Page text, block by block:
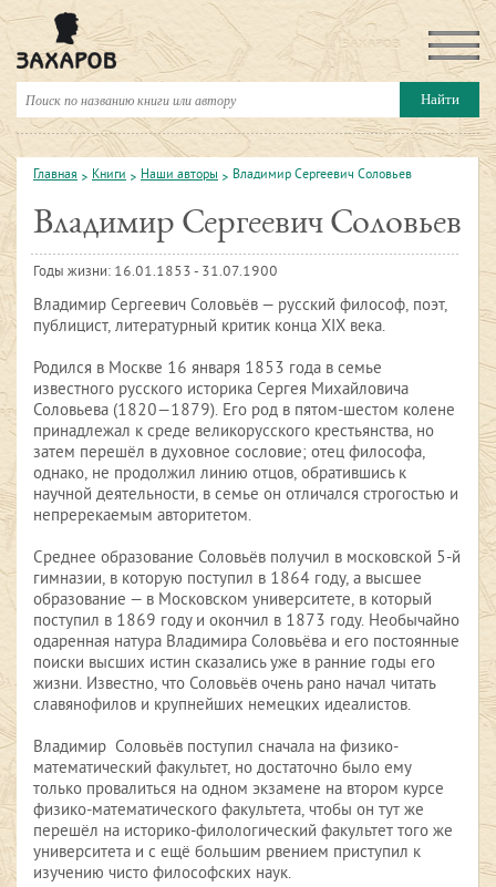
Главная Книги Наши авторы Владимир Сергеевич Соловьев
Владимир Сергеевич Соловьев
Годы жизни: 16.01.1853 - 31.07.1900
Владимир Сергеевич Соловьёв — русский философ, поэт,
публицист, литературный критик конца XIX века.
Родился в Москве 16 января 1853 года в семье
известного русского историка Сергея Михайловича
Соловьева (1820—1879). Его род в пятом-шестом колене
принадлежал к среде великорусского крестьянства, но
затем перешёл в духовное сословие; отец философа,
однако, не продолжил линию отцов, обратившись к
научной деятельности, в семье он отличался строгостью и
непререкаемым авторитетом.
Среднее образование Соловьёв получил в московской 5-й
гимназии, в которую поступил в 1864 году, а высшее
образование — в Московском университете, в который
поступил в 1869 году и окончил в 1873 году. Необычайно
одаренная натура Владимира Соловьёва и его постоянные
поиски высших истин сказались уже в ранние годы его
жизни. Известно, что Соловьёв очень рано начал читать
славянофилов и крупнейших немецких идеалистов.
Владимир Соловьёв поступил сначала на физико-
математический факультет, но достаточно было ему
только провалиться на одном экзамене на втором курсе
физико-математического факультета, чтобы он тут же
перешёл на историко-филологический факультет того же
университета и с ещё большим рвением приступил к
изучению чисто философских наук.